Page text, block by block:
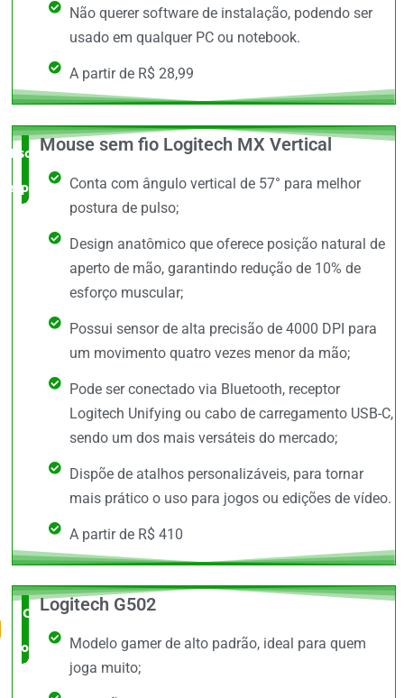
Não querer software de instalação, podendo ser
usado em qualquer PC ou notebook.
A partir de R$ 28,99
Escolha do
especialista
Mouse sem fio Logitech MX Vertical
Conta com ângulo vertical de 57° para melhor
postura de pulso;
Design anatômico que oferece posição natural de
aperto de mão, garantindo redução de 10% de
esforço muscular;
Possui sensor de alta precisão de 4000 DPI para
um movimento quatro vezes menor da mão;
Pode ser conectado via Bluetooth, receptor
Logitech Unifying ou cabo de carregamento USB-C,
sendo um dos mais versáteis do mercado;
Dispõe de atalhos personalizáveis, para tornar
mais prático o uso para jogos ou edições de vídeo.
A partir de R$ 410
O Mais
completo
Logitech G502
Modelo gamer de alto padrão, ideal para quem
joga muito;